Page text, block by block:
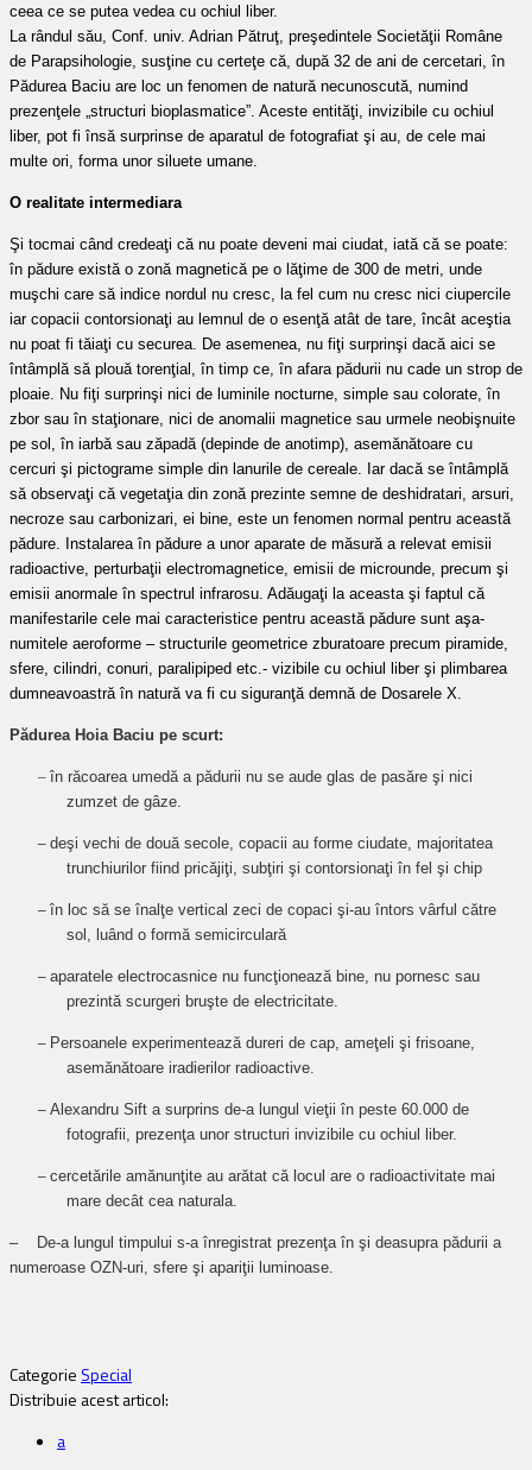
ceea ce se putea vedea cu ochiul liber.
La rândul său, Conf. univ. Adrian Pătruţ, preşedintele Societăţii Române
de Parapsihologie, susţine cu certeţe că, după 32 de ani de cercetari, în
Pădurea Baciu are loc un fenomen de natură necunoscută, numind
prezenţele „structuri bioplasmatice”. Aceste entităţi, invizibile cu ochiul
liber, pot fi însă surprinse de aparatul de fotografiat şi au, de cele mai
multe ori, forma unor siluete umane.
O realitate intermediara
Şi tocmai când credeaţi că nu poate deveni mai ciudat, iată că se poate:
în pădure există o zonă magnetică pe o lăţime de 300 de metri, unde
muşchi care să indice nordul nu cresc, la fel cum nu cresc nici ciupercile
iar copacii contorsionaţi au lemnul de o esenţă atât de tare, încât aceştia
nu poat fi tăiaţi cu securea. De asemenea, nu fiţi surprinşi dacă aici se
întâmplă să plouă torenţial, în timp ce, în afara pădurii nu cade un strop de
ploaie. Nu fiţi surprinşi nici de luminile nocturne, simple sau colorate, în
zbor sau în staţionare, nici de anomalii magnetice sau urmele neobişnuite
pe sol, în iarbă sau zăpadă (depinde de anotimp), asemănătoare cu
cercuri şi pictograme simple din lanurile de cereale. Iar dacă se întâmplă
să observaţi că vegetaţia din zonă prezinte semne de deshidratari, arsuri,
necroze sau carbonizari, ei bine, este un fenomen normal pentru această
pădure. Instalarea în pădure a unor aparate de măsură a relevat emisii
radioactive, perturbaţii electromagnetice, emisii de microunde, precum şi
emisii anormale în spectrul infrarosu. Adăugaţi la aceasta şi faptul că
manifestarile cele mai caracteristice pentru această pădure sunt aşa-
numitele aeroforme – structurile geometrice zburatoare precum piramide,
sfere, cilindri, conuri, paralipiped etc.- vizibile cu ochiul liber şi plimbarea
dumneavoastră în natură va fi cu siguranţă demnă de Dosarele X.
Pădurea Hoia Baciu pe scurt:
– în răcoarea umedă a pădurii nu se aude glas de pasăre şi nici
zumzet de gâze.
– deşi vechi de două secole, copacii au forme ciudate, majoritatea
trunchiurilor fiind pricăjiţi, subţiri şi contorsionaţi în fel şi chip
– în loc să se înalţe vertical zeci de copaci şi-au întors vârful către
sol, luând o formă semicirculară
– aparatele electrocasnice nu funcţionează bine, nu pornesc sau
prezintă scurgeri bruşte de electricitate.
– Persoanele experimentează dureri de cap, ameţeli şi frisoane,
asemănătoare iradierilor radioactive.
– Alexandru Sift a surprins de-a lungul vieţii în peste 60.000 de
fotografii, prezenţa unor structuri invizibile cu ochiul liber.
– cercetările amănunţite au arătat că locul are o radioactivitate mai
mare decât cea naturala.
– De-a lungul timpului s-a înregistrat prezenţa în şi deasupra pădurii a
numeroase OZN-uri, sfere şi apariţii luminoase.
Categorie Special
Distribuie acest articol:
a